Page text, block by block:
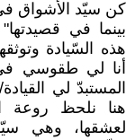
كن سيّد الأشواق
هذه السّيادة
أنا لي طقوسي
المستبدّ لي
هنا نلحظ روعة
لعشقها، وهي